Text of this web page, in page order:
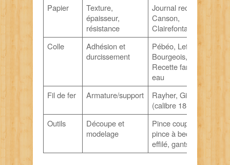
Papier
Texture,
épaisseur,
résistance
Journal recyclé,
Canson,
Clairefontaine
Colle
Adhésion et
durcissement
Pébéo, Lefranc
Bourgeois,
Recette farine-
eau
Fil de fer
Armature/support
Rayher, Giotto
(calibre 18-20)
Outils
Découpe et
modelage
Pince coupante,
pince à bec
effilé, gants